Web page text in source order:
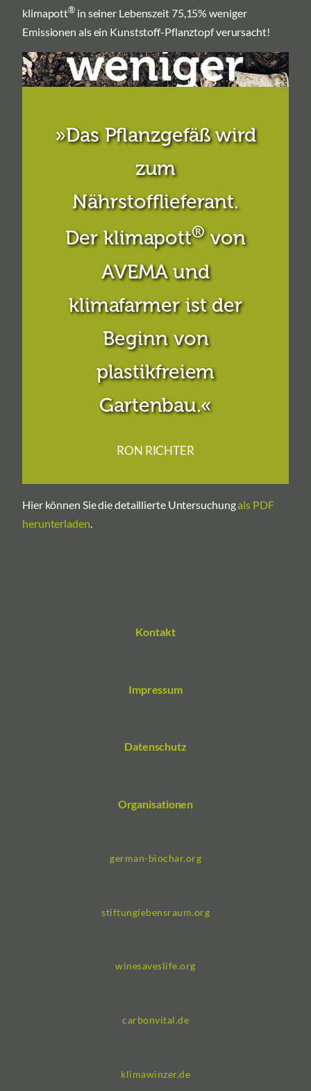
klimapott® in seiner Lebenszeit 75,15% weniger
Emissionen als ein Kunststoff-Pflanztopf verursacht!
»Das Pflanzgefäß wird
zum
Nährstofflieferant.
Der klimapott®von
AVEMA und
klimafarmer ist der
Beginn von
plastikfreiem
Gartenbau.«
RON RICHTER
Hier können Sie die detaillierte Untersuchungals PDF
herunterladen
Kontakt
Impressum
Datenschutz
Organisationen
german-biochar.org
stiftunglebensraum.org
winesaveslife.org
carbonvital.de
klimawinzer.de